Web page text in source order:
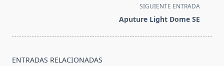
text">Página</span>
SIGUIENTE ENTRADA
Aputure Light Dome SE
ENTRADAS RELACIONADAS